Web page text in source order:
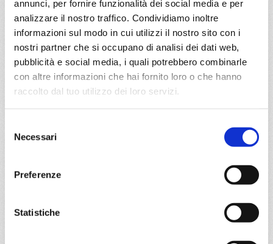
annunci, per fornire funzionalità dei social media e per
analizzare il nostro traffico. Condividiamo inoltre
informazioni sul modo in cui utilizzi il nostro sito con i
nostri partner che si occupano di analisi dei dati web,
pubblicità e social media, i quali potrebbero combinarle
con altre informazioni che hai fornito loro o che hanno
raccolto dal tuo utilizzo dei loro servizi.
delNecessari
Preferenze
Statistiche
DETTAGLI
Mediterraneo4 giorni
Savona
Savona, Barcellona, Marsiglia, Savona